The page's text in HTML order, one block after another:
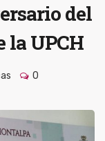
del
la UPCH
0